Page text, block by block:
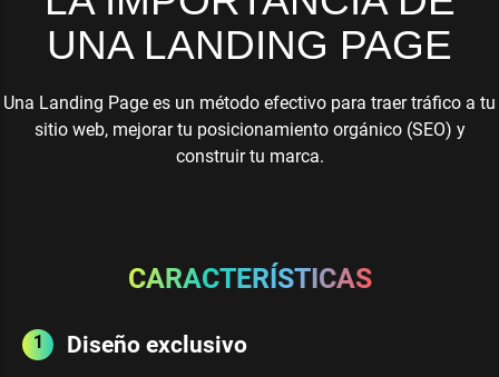
UNA LANDING PAGE
Una Landing Page es un método efectivo para traer tráfico a tu
sitio web, mejorar tu posicionamiento orgánico (SEO) y
construir tu marca.
CARACTERÍSTICAS
Diseño exclusivo